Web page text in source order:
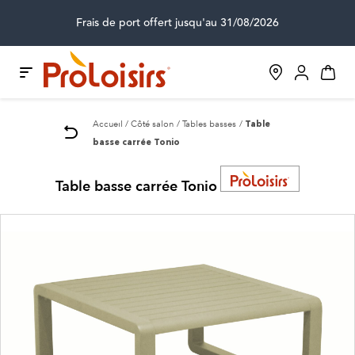
Frais de port offert jusqu'au 31/08/2026
Accueil Côté salon Tables basses Table
basse carrée Tonio
Table basse carrée Tonio